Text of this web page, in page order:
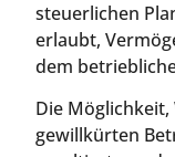
steuerlichen
erlaubt,
dem
Die
gewillkürten